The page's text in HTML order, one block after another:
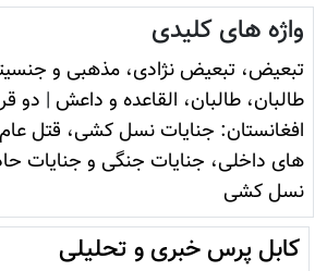
واژه های کلیدی
تبعیض، تبعیض نژادی، مذهبی و
طالبان، طالبان، القاعده و داعش | دو
افغانستان: جنایات نسل کشی، قتل
های داخلی، جنایات جنگی و جنایات
نسل کشی
کابل پرس خبری و تحلیلی